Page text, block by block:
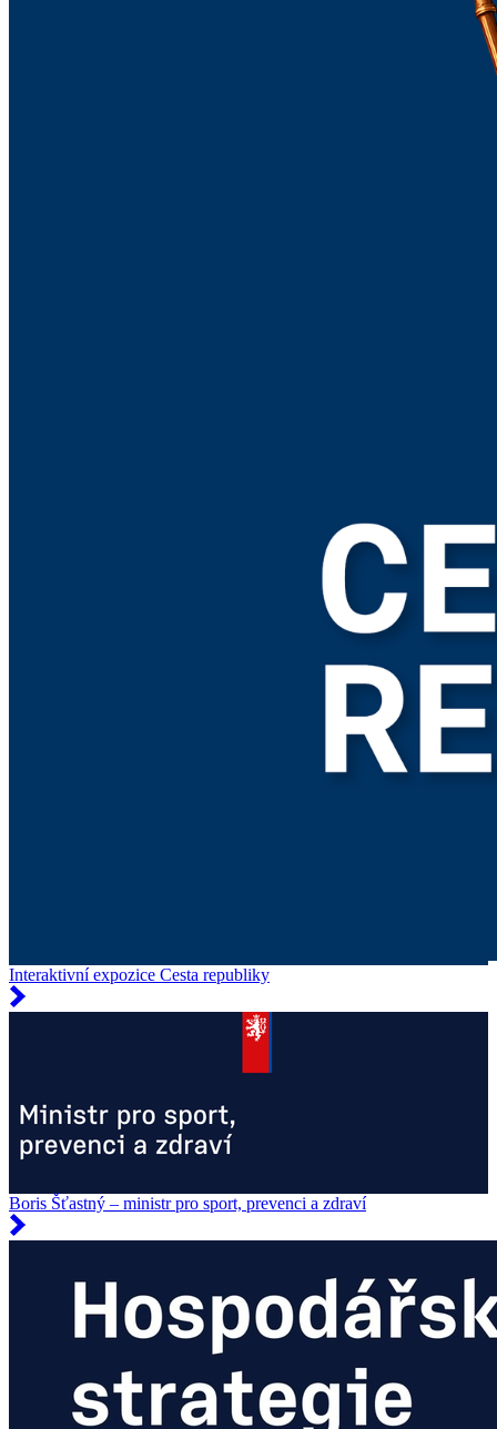
Interaktivní expozice Cesta republiky
Boris Šťastný – ministr pro sport, prevenci a zdraví